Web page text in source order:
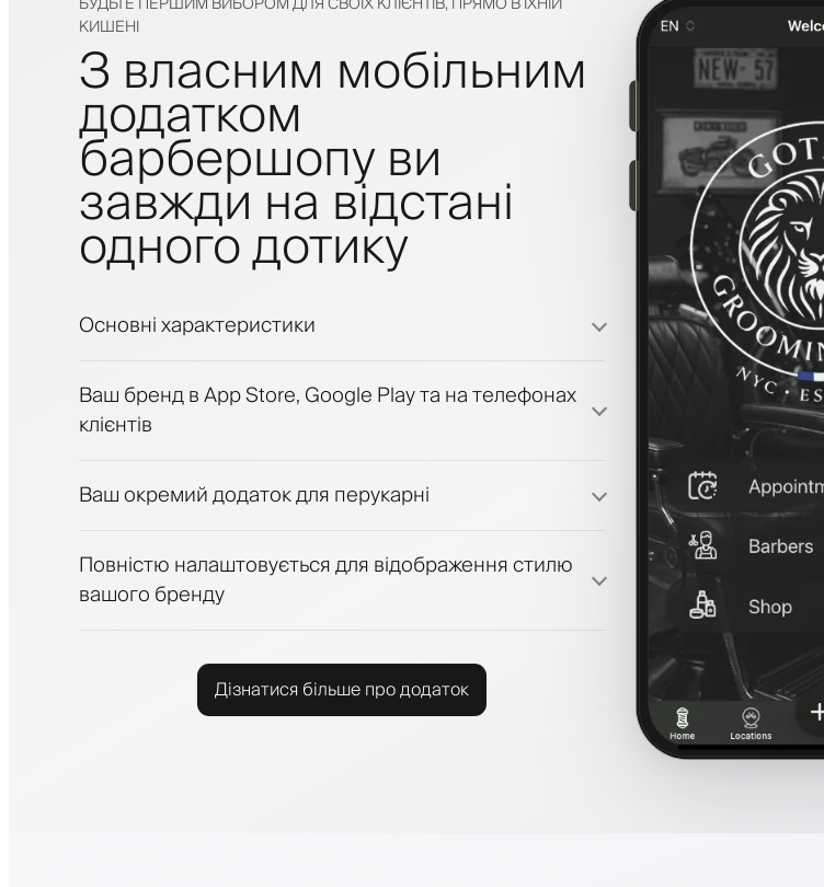
КИШЕНІ
З власним мобільним
додатком
барбершопу ви
завжди на відстані
одного дотику
Основні характеристики
Платежі, застава
Продавати косметику
Ваш бренд в App Store, Google Play та на телефонах
клієнтів
Ваш окремий додаток для перукарні
Повністю налаштовується для відображення стилю
вашого бренду
Дізнатися більше про додаток